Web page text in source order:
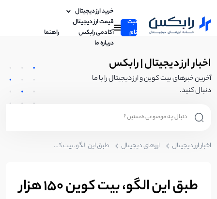
ثبت
نام
خرید ارز دیجیتال
قیمت ارز دیجیتال
آکادمی رابکس
راهنما
درباره ما
اخبار ارز دیجیتال | رابکس
آخرین خبرهای بیت کوین و ارز دیجیتال را با ما
دنبال کنید.
اخبار ارز دیجیتال ارزهای دیجیتال طبق این الگو، بیت کوین 150 هزار دلاری در دسترس است!
طبق این الگو، بیت کوین 150 هزار